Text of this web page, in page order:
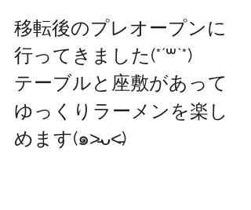
移転後のプレオープンに
行ってきました(*´꒳`*)
テーブルと座敷があって
ゆっくりラーメンを楽し
めます(๑˃̵ᴗ˂̵)